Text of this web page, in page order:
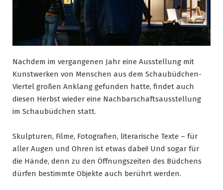
Nachdem im vergangenen Jahr eine Ausstellung mit
Kunstwerken von Menschen aus dem Schaubüdchen-
Viertel großen Anklang gefunden hatte, findet auch
diesen Herbst wieder eine Nachbarschaftsausstellung
im Schaubüdchen statt.
Skulpturen, Filme, Fotografien, literarische Texte – für
aller Augen und Ohren ist etwas dabei! Und sogar für
die Hände, denn zu den Öffnungszeiten des Büdchens
dürfen bestimmte Objekte auch berührt werden.